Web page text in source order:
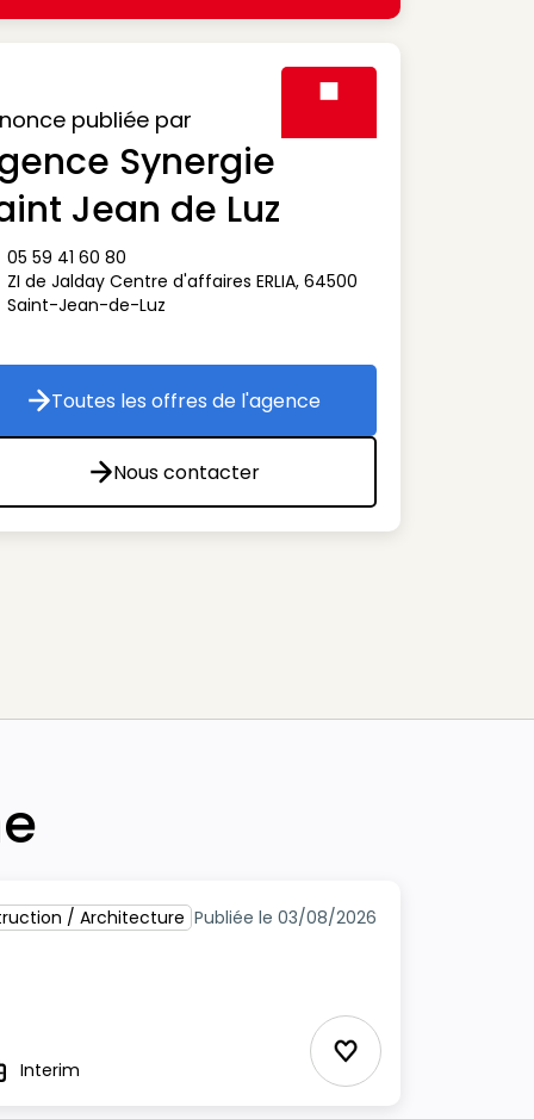
publiée par
Synergie
Jean de Luz
téléphone
05 59 41 60 80
adresse
ZI de Jalday Centre d'affaires ERLIA, 64500
Saint-Jean-de-Luz
Toutes les offres de l'agence
Toutes les offres de l'agence
Nous contacter
Nous contacter
/ Architecture Publiée le 03/08/2026
Interim Ajouter aux